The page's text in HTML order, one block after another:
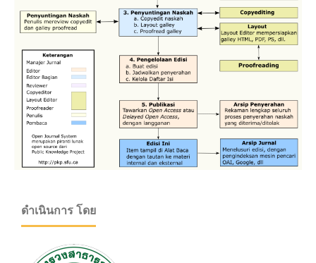
ดำเนินการ โดย